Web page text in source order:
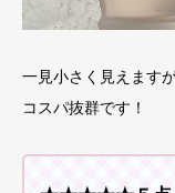
一見小さく見えます
コスパ抜群です！